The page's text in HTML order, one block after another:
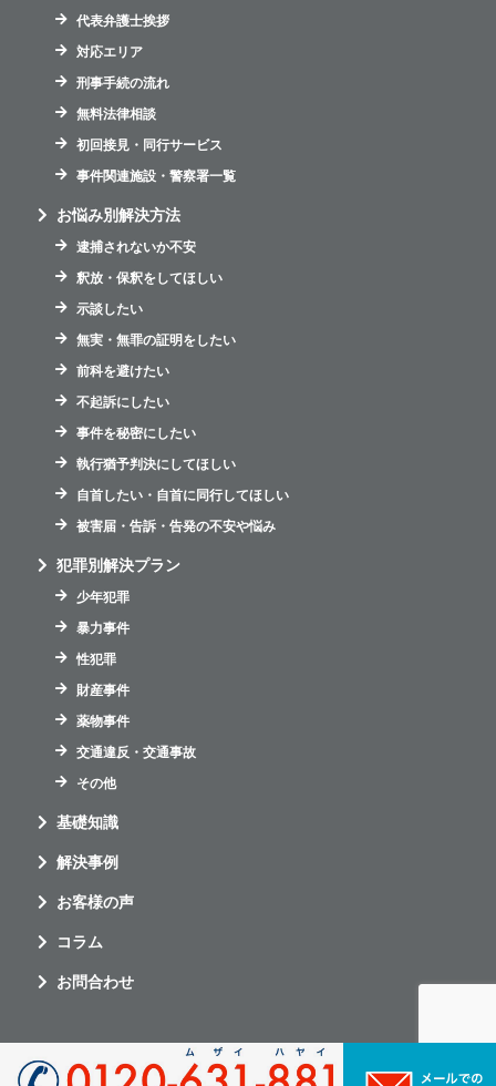
代表弁護士挨拶
対応エリア
刑事手続の流れ
無料法律相談
初回接見・同行サービス
事件関連施設・警察署一覧
お悩み別解決方法
逮捕されないか不安
釈放・保釈をしてほしい
示談したい
無実・無罪の証明をしたい
前科を避けたい
不起訴にしたい
事件を秘密にしたい
執行猶予判決にしてほしい
自首したい・自首に同行してほしい
被害届・告訴・告発の不安や悩み
犯罪別解決プラン
少年犯罪
暴力事件
性犯罪
財産事件
薬物事件
交通違反・交通事故
その他
基礎知識
解決事例
お客様の声
コラム
お問合わせ